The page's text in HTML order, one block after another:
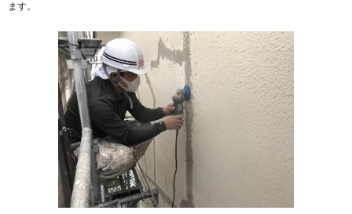
ます。